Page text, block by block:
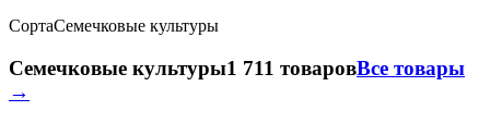
СортаСемечковые культуры
Семечковые культуры1 711 товаровВсе товары
→